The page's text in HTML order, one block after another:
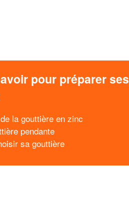
pour préparer ses
la gouttière en zinc
pendante
sa gouttière